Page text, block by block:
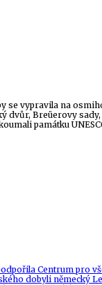
se vypravila na
Breüerovy
památku
Centrum pro
dobyli německý